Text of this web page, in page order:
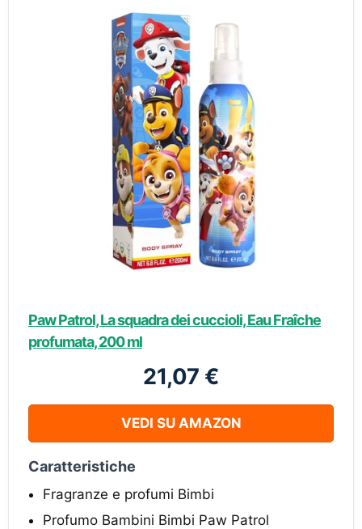
Paw Patrol, La squadra dei cuccioli, Eau Fraîche
profumata, 200 ml
21,07 €
VEDI SU AMAZON
Caratteristiche
Fragranze e profumi Bimbi
Profumo Bambini Bimbi Paw Patrol